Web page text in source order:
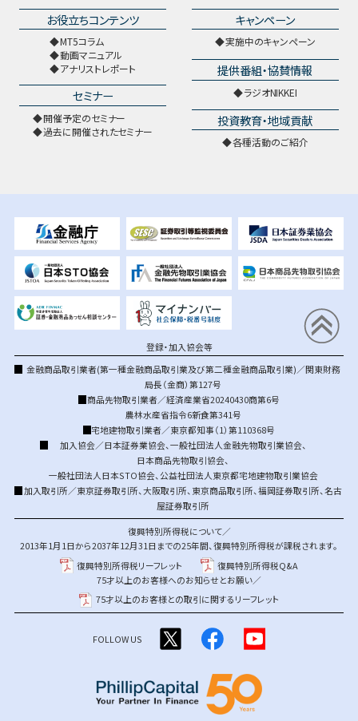
お役立ちコンテンツ
MT5コラム
動画マニュアル
アナリストレポート
セミナー
開催予定のセミナー
過去に開催されたセミナー
キャンペーン
実施中のキャンペーン
提供番組・協賛情報
ラジオNIKKEI
投資教育・地域貢献
各種活動のご紹介
登録・加入協会等
金融商品取引業者(第一種金融商品取引業及び第二種金融商品取引業)／関東財務
局長（金商）第127号
商品先物取引業者／経済産業省20240430商第6号
農林水産省指令6新食第341号
宅地建物取引業者／東京都知事（1）第110368号
加入協会／日本証券業協会、 一般社団法人金融先物取引業協会、
日本商品先物取引協会、
一般社団法人日本STO協会、 公益社団法人東京都宅地建物取引業協会
加入取引所／東京証券取引所、大阪取引所、 東京商品取引所、福岡証券取引所、名古
屋証券取引所
復興特別所得税について／
2013年1月1日から2037年12月31日までの25年間、復興特別所得税が課税されます。
復興特別所得税リーフレット
復興特別所得税Q&A
75才以上のお客様へのお知らせとお願い／
75才以上のお客様との取引に関するリーフレット
FOLLOW US